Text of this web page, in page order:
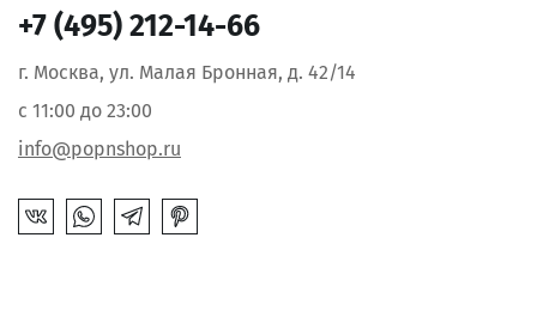
+7 (495) 212-14-66
г. Москва, ул. Малая Бронная, д. 42/14
с 11:00 до 23:00
info@popnshop.ru